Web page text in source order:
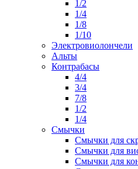
1/2
1/4
1/8
1/10
Электровиолончели
Альты
Контрабасы
4/4
3/4
7/8
1/2
1/4
Смычки
Смычки для
Смычки для
Смычки для